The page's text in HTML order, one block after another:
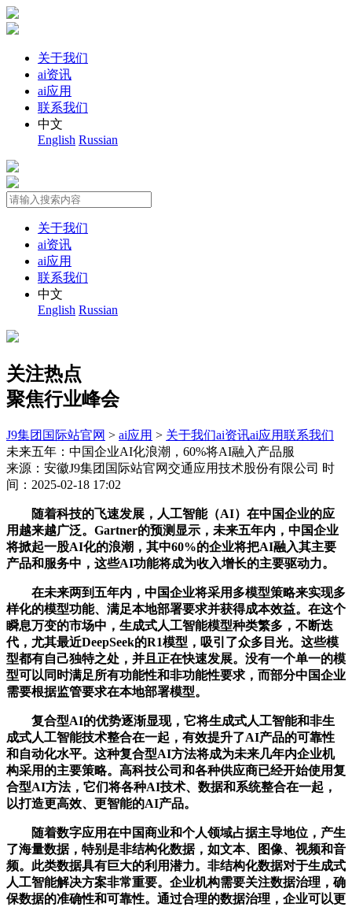
关于我们
ai资讯
ai应用
联系我们
中文
English Russian
关于我们
ai资讯
ai应用
联系我们
中文
English Russian
关注热点
聚焦行业峰会
J9集团国际站官网 > ai应用 > 关于我们ai资讯ai应用联系我们
未来五年：中国企业AI化浪潮，60%将AI融入产品服
来源：安徽J9集团国际站官网交通应用技术股份有限公司 时
间：2025-02-18 17:02
随着科技的飞速发展，人工智能（AI）在中国企业的应
用越来越广泛。Gartner的预测显示，未来五年内，中国企业
将掀起一股AI化的浪潮，其中60%的企业将把AI融入其主要
产品和服务中，这些AI功能将成为收入增长的主要驱动力。
在未来两到五年内，中国企业将采用多模型策略来实现多
样化的模型功能、满足本地部署要求并获得成本效益。在这个
瞬息万变的市场中，生成式人工智能模型种类繁多，不断迭
代，尤其最近DeepSeek的R1模型，吸引了众多目光。这些模
型都有自己独特之处，并且正在快速发展。没有一个单一的模
型可以同时满足所有功能性和非功能性要求，而部分中国企业
需要根据监管要求在本地部署模型。
复合型AI的优势逐渐显现，它将生成式人工智能和非生
成式人工智能技术整合在一起，有效提升了AI产品的可靠性
和自动化水平。这种复合型AI方法将成为未来几年内企业机
构采用的主要策略。高科技公司和各种供应商已经开始使用复
合型AI方法，它们将各种AI技术、数据和系统整合在一起，
以打造更高效、更智能的AI产品。
随着数字应用在中国商业和个人领域占据主导地位，产生
了海量数据，特别是非结构化数据，如文本、图像、视频和音
频。此类数据具有巨大的利用潜力。非结构化数据对于生成式
人工智能解决方案非常重要。企业机构需要关注数据治理，确
保数据的准确性和可靠性。通过合理的数据治理，企业可以更